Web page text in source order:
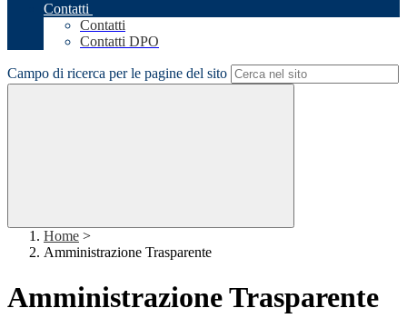
Contatti
Contatti
Contatti DPO
Campo di ricerca per le pagine del sito
Home >
Amministrazione Trasparente
Amministrazione Trasparente